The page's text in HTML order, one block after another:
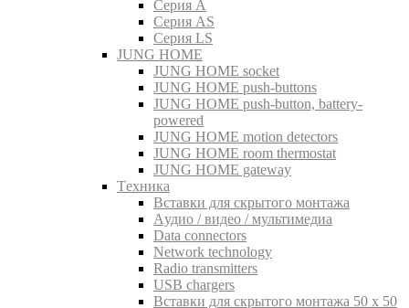
Серия A
Серия AS
Серия LS
JUNG HOME
JUNG HOME socket
JUNG HOME push-buttons
JUNG HOME push-button, battery-
powered
JUNG HOME motion detectors
JUNG HOME room thermostat
JUNG HOME gateway
Tехника
Вставки для скрытого монтажа
Aудио / видео / мультимедиа
Data connectors
Network technology
Radio transmitters
USB chargers
Вставки для скрытого монтажа 50 x 50